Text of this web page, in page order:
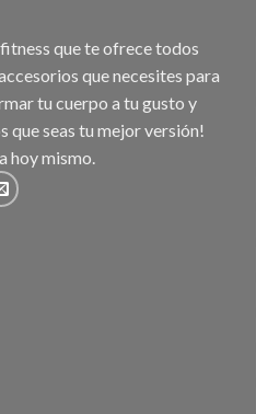
que te ofrece todos
que necesites para
tu cuerpo a tu gusto y
que seas tu mejor versión!
hoy mismo.